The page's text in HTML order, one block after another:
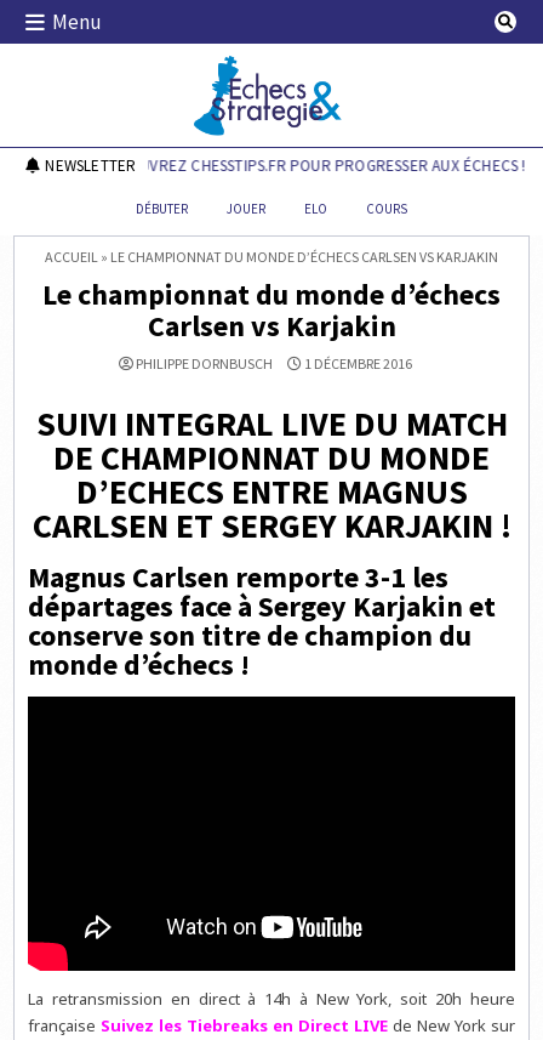
Skip
Menu
Echecs & Stratégie
NEWSLETTERDÉCOUVREZ CHESSTIPS.FR POUR PROGRESSER AUX ÉCHECS !
DÉBUTER JOUER ELO COURS
ACCUEIL » LE CHAMPIONNAT DU MONDE D’ÉCHECS CARLSEN VS KARJAKIN
Le championnat du monde d’échecs
Carlsen vs Karjakin
PHILIPPE DORNBUSCH 1 DÉCEMBRE 2016
SUIVI INTEGRAL LIVE DU MATCH
DE CHAMPIONNAT DU MONDE
D’ECHECS ENTRE MAGNUS
CARLSEN ET SERGEY KARJAKIN !
Magnus Carlsen remporte 3-1 les
départages face à Sergey Karjakin et
conserve son titre de champion du
monde d’échecs !
La retransmission en direct à 14h à New York, soit 20h heure
française Suivez les Tiebreaks en Direct LIVE de New York sur